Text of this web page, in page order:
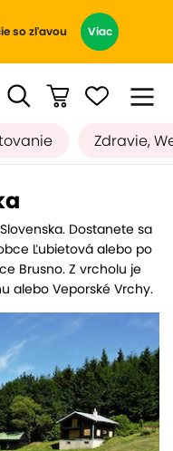
so zľavou Viac
Zdravie,
Dostanete sa
Ľubietová alebo po
Brusno. Z vrcholu je
alebo Veporské Vrchy.